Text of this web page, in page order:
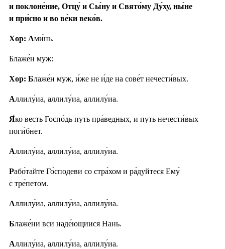
и поклоне́ние, Отцу́ и Сы́ну и Свято́му Ду́ху, ны́не
и при́сно и во ве́ки веко́в.
Хор: Ами́нь.
Блаже́н муж:
Хор: Блаже́н муж, и́же не и́де на сове́т нечести́вых.
Аллилу́иа, аллилу́иа, аллилу́иа.
Я́ко весть Госпо́дь путь пра́ведных, и путь нечести́вых
поги́бнет.
Аллилу́иа, аллилу́иа, аллилу́иа.
Рабо́тайте Го́сподеви со стра́хом и ра́дуйтеся Ему́
с тре́петом.
Аллилу́иа, аллилу́иа, аллилу́иа.
Блаже́ни вси наде́ющиися Нань.
Аллилу́иа, аллилу́иа, аллилу́иа.